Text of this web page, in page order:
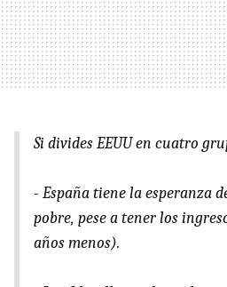
Si divides EEUU en cuatro
- España tiene la esperanza
pobre, pese a tener los
años menos).